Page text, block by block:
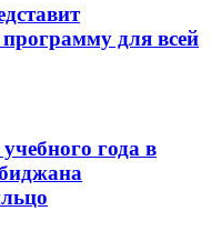
для всей
года в